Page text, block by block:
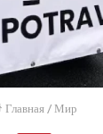
Главная / Мир